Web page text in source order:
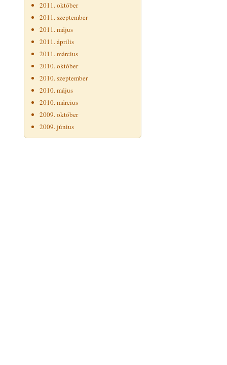
2011. október
2011. szeptember
2011. május
2011. április
2011. március
2010. október
2010. szeptember
2010. május
2010. március
2009. október
2009. június